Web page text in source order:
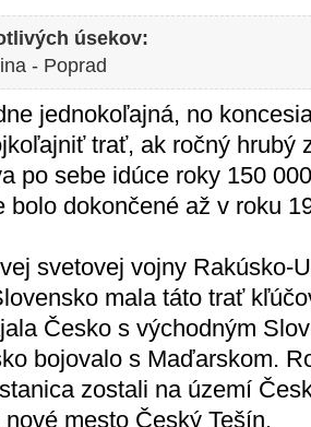
úsekov:
- Poprad
jednokoľajná, no
trať, ak ročný hrubý
po sebe idúce roky 150
bolo dokončené až v roku
svetovej vojny Rakúsko-
mala táto trať
Česko s východným
bojovalo s Maďarskom.
zostali na území
mesto Český Tešín.